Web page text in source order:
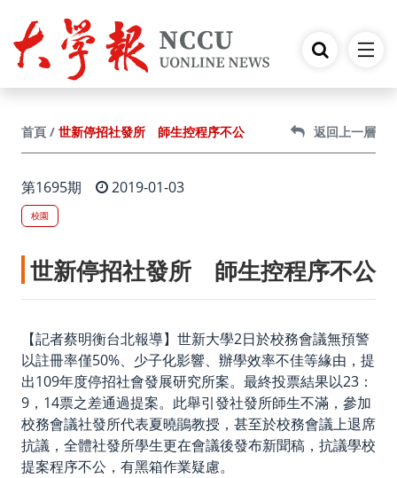
首頁 世新停招社發所 師生控程序不公 返回上一層
第1695期 2019-01-03
校園
世新停招社發所 師生控程序不公
【記者蔡明衡台北報導】世新大學2日於校務會議無預警
以註冊率僅50%、少子化影響、辦學效率不佳等緣由，提
出109年度停招社會發展研究所案。最終投票結果以23：
9，14票之差通過提案。此舉引發社發所師生不滿，參加
校務會議社發所代表夏曉鵑教授，甚至於校務會議上退席
抗議，全體社發所學生更在會議後發布新聞稿，抗議學校
提案程序不公，有黑箱作業疑慮。